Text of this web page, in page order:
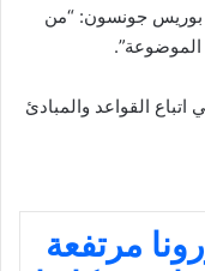
بوريس جونسون: “من
الموضوعة”.
القواعد والمبادئ
مرتفعة